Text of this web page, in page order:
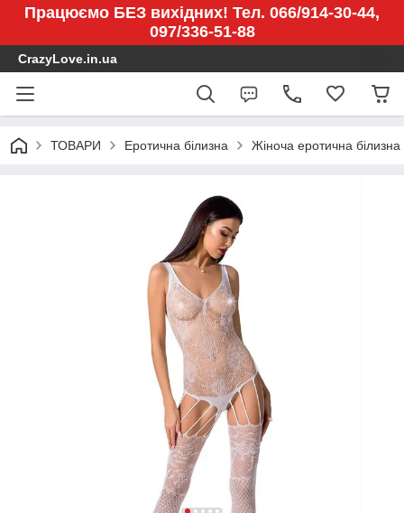
Працюємо БЕЗ вихідних! Тел. 066/914-30-44,
097/336-51-88
CrazyLove.in.ua
ТОВАРИ Еротична білизна Жіноча еротична білизна